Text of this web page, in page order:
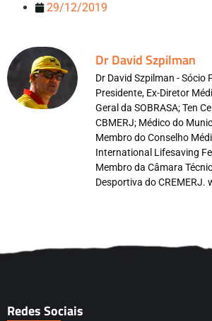
29/12/2019
Dr David Szpilman
Dr David Szpilman - Sócio
Presidente, Ex-Diretor
Geral da SOBRASA; Ten
CBMERJ; Médico do
Membro do Conselho
International Lifesaving
Membro da Câmara
Desportiva do
Redes Sociais